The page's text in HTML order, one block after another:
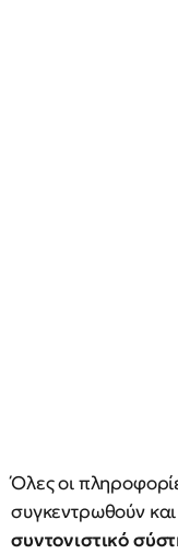
Όλες οι
συγκεντρωθούν και
συντονιστικό